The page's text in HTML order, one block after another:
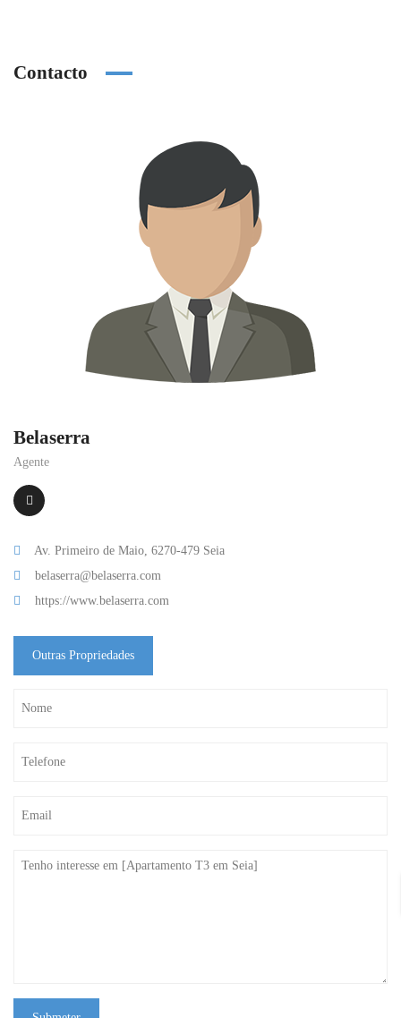
Contacto
Belaserra
Agente
Av. Primeiro de Maio, 6270-479 Seia
belaserra@belaserra.com
https://www.belaserra.com
Outras Propriedades